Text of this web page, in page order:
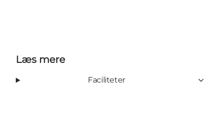
Læs mere
Faciliteter